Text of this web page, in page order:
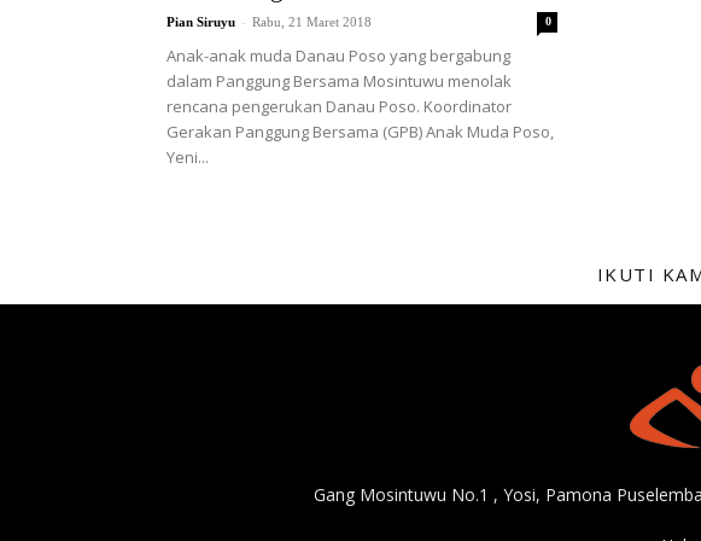
Pian Siruyu - Rabu, 21 Maret 2018 0
Anak-anak muda Danau Poso yang bergabung
dalam Panggung Bersama Mosintuwu menolak
rencana pengerukan Danau Poso. Koordinator
Gerakan Panggung Bersama (GPB) Anak Muda Poso,
Yeni...
IKUTI
Gang Mosintuwu No.1 , Yosi, Pamona